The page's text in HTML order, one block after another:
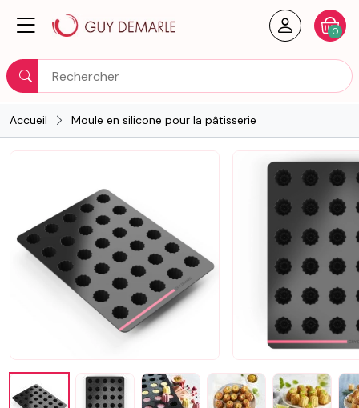
Rechercher
Créer
0
Accueil Moule en silicone pour la pâtisserie